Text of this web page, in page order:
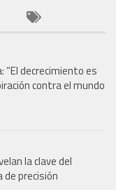
decrecimiento es
contra el mundo
la clave del
precisión